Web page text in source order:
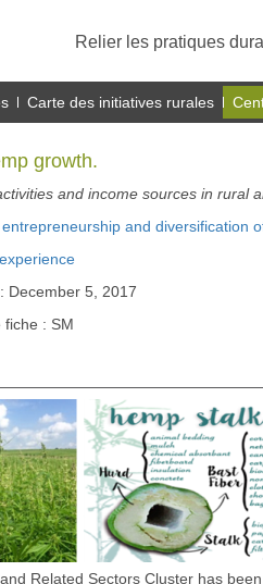
Relier les pratiques
Carte des initiatives rurales
growth.
and income sources in rural
and diversification
December 5, 2017
fiche : SM
Related Sectors Cluster has